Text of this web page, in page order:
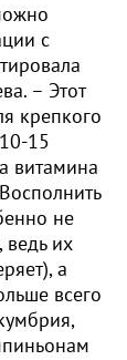
с
– Этот
крепкого
15
витамина
не
их
а
всего